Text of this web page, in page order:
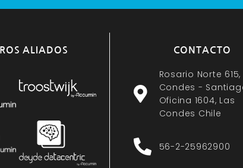
ALIADOS CONTACTO
Rosario Norte 615,
Condes -
Oficina 1604, Las
Condes Chile
56-2-25962900